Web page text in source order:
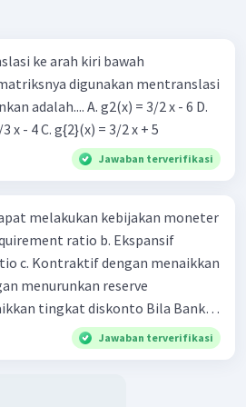
adalah opsi B. g(x) = -6x + 18.
dan faktor skala 3 pada fungsi
bayangan g(x) = -6x + 18.
ke arah kiri bawah
digunakan mentranslasi
adalah.... A. g2(x) = 3/2 x - 6 D.
g2(x) = 2/3 x - 5 B. g2(x) = 3/2 x - 5 E. g2(x) = 2/3 x - 4 C. g{2}(x) = 3/2 x + 5
Jawaban terverifikasi
melakukan kebijakan moneter
ratio b. Ekspansif
c. Kontraktif dengan menaikkan
menurunkan reserve
diskonto Bila Bank
ceteris paribus maka .... a.
uang beredar (penawaran
Jawaban terverifikasi